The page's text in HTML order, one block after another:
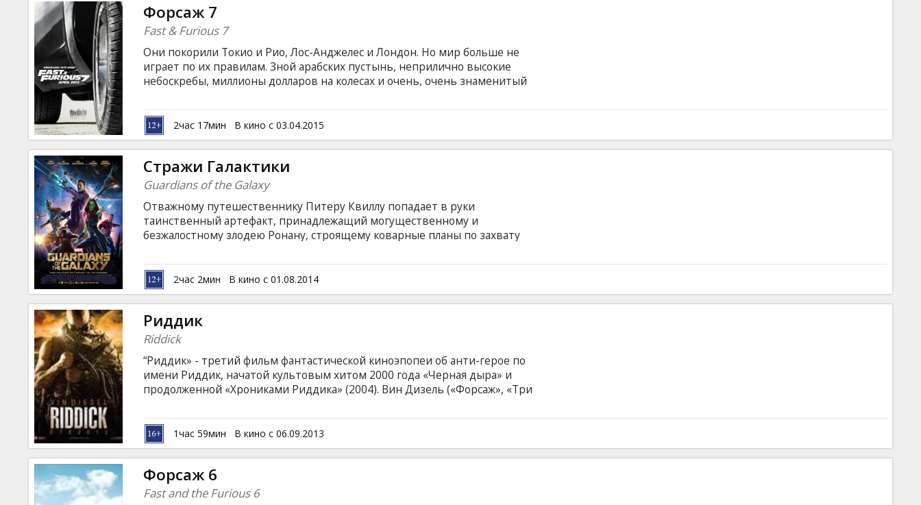
Форсаж 7
Fast & Furious 7
Они покорили Токио и Рио, Лос-Анджелес и Лондон. Но мир больше не
играет по их правилам. Зной арабских пустынь, неприлично высокие
небоскребы, миллионы долларов на колесах и очень, очень знаменитый
на латышском и русском языках.
2час 17мин В кино с 03.04.2015
Стражи Галактики
Guardians of the Galaxy
Отважному путешественнику Питеру Квиллу попадает в руки
таинственный артефакт, принадлежащий могущественному и
безжалостному злодею Ронану, строящему коварные планы по захвату
жертва — он сам. Единственный способ спасти свою жизнь — объединиться
с четверкой нелюдимых изгоев: воинственным енотом по кличке Ракета,
человекоподобным деревом Грутом, смертельно опасной Гаморой и
одержимым жаждой мести Драксом, также известным как Разрушитель.
2час 2мин В кино с 01.08.2014
Риддик
Riddick
“Риддик» - третий фильм фантастической киноэпопеи об анти-герое по
имени Риддик, начатой культовым хитом 2000 года «Черная дыра» и
продолженной «Хрониками Риддика» (2004). Вин Дизель («Форсаж», «Три
Вселенной. Риддика оставили умирать на выжженной солнцем планете,
которая на первый взгляд кажется безжизненной. Однако очень скоро
выясняется: планету населяют жуткие инопланетные твари, и с ними
Риддику предстоит схватка не на жизнь, а на смерть.
1час 59мин В кино с 06.09.2013
Форсаж 6
Fast and the Furious 6